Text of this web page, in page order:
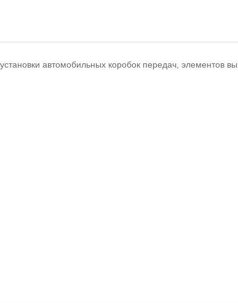
автомобильных коробок передач, элементов